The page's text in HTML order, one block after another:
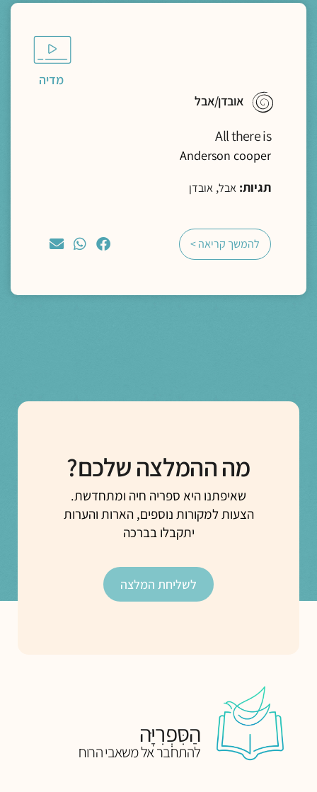
מדיה
אובדן/אבל
All there is
Anderson cooper
תגיות: אבל, אובדן
להמשך קריאה >
מה ההמלצה שלכם?
שאיפתנו היא ספריה חיה ומתחדשת.
הצעות למקורות נוספים, הארות והערות
יתקבלו בברכה
לשליחת המלצה
הַסִּפְרִיָּה
להתחבר אל משאבי הרוח